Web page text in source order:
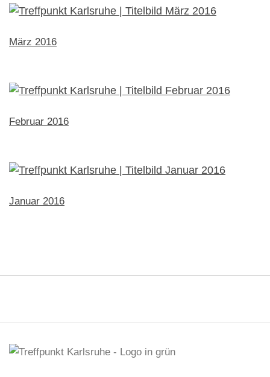
März 2016
Februar 2016
Januar 2016